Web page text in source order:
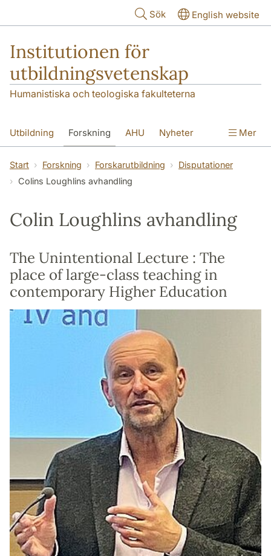
Sök English website
Institutionen för
utbildningsvetenskap
Humanistiska och teologiska fakulteterna
Utbildning Forskning AHU Nyheter
Kontakt Om institutionen
Mer
Start Forskning Forskarutbildning
Disputationer
Colins Loughlins avhandling
Colin Loughlins avhandling
The Unintentional Lecture : The
place of large-class teaching in
contemporary Higher Education